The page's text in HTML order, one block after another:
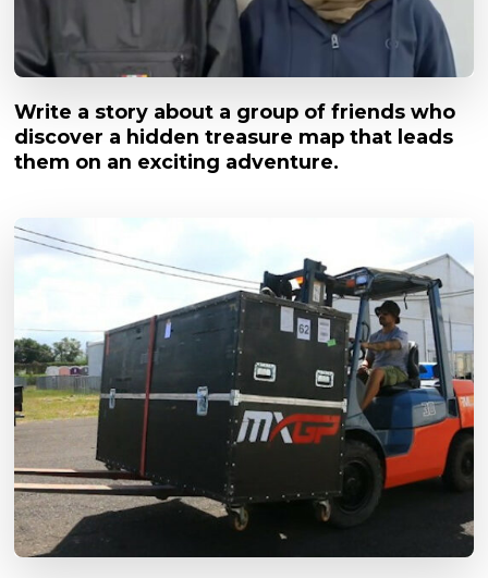
Write a story about a group of friends who
discover a hidden treasure map that leads
them on an exciting adventure.